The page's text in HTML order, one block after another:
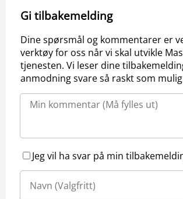
Gi tilbakemelding
Dine spørsmål og kommentarer er
verktøy for oss når vi skal utvikle
tjenesten. Vi leser dine
anmodning svare så raskt som
Jeg vil ha svar på min